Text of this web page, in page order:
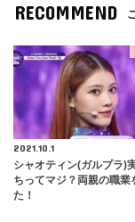
RECOMMEND
2021.10.1
シャオティン(ガルプラ)
ちってマジ？両親の職業
た！